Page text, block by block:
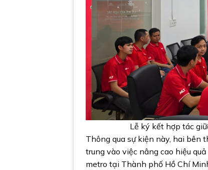
Lễ ký kết hợp tác
Thông qua sự kiện này, hai
trung vào việc nâng cao hiệu
metro tại Thành phố Hồ Chí